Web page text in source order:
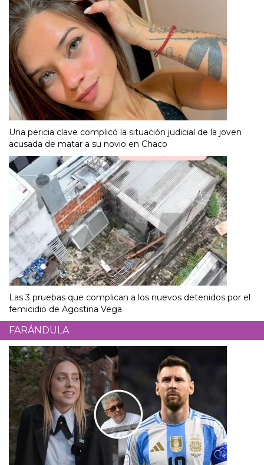
Una pericia clave complicó la situación judicial de la joven
acusada de matar a su novio en Chaco
Las 3 pruebas que complican a los nuevos detenidos por el
femicidio de Agostina Vega
FARÁNDULA